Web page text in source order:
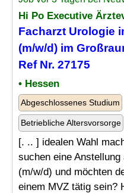
Hi Po Executive
Facharzt Urologie
(m/w/d) im
Ref Nr. 27175
• Hessen
Abgeschlossenes Studium
Betriebliche Altersvorsorge
[. .. ] idealen Wahl
suchen eine
(m/w/d) und möchten
einem MVZ tätig sein?